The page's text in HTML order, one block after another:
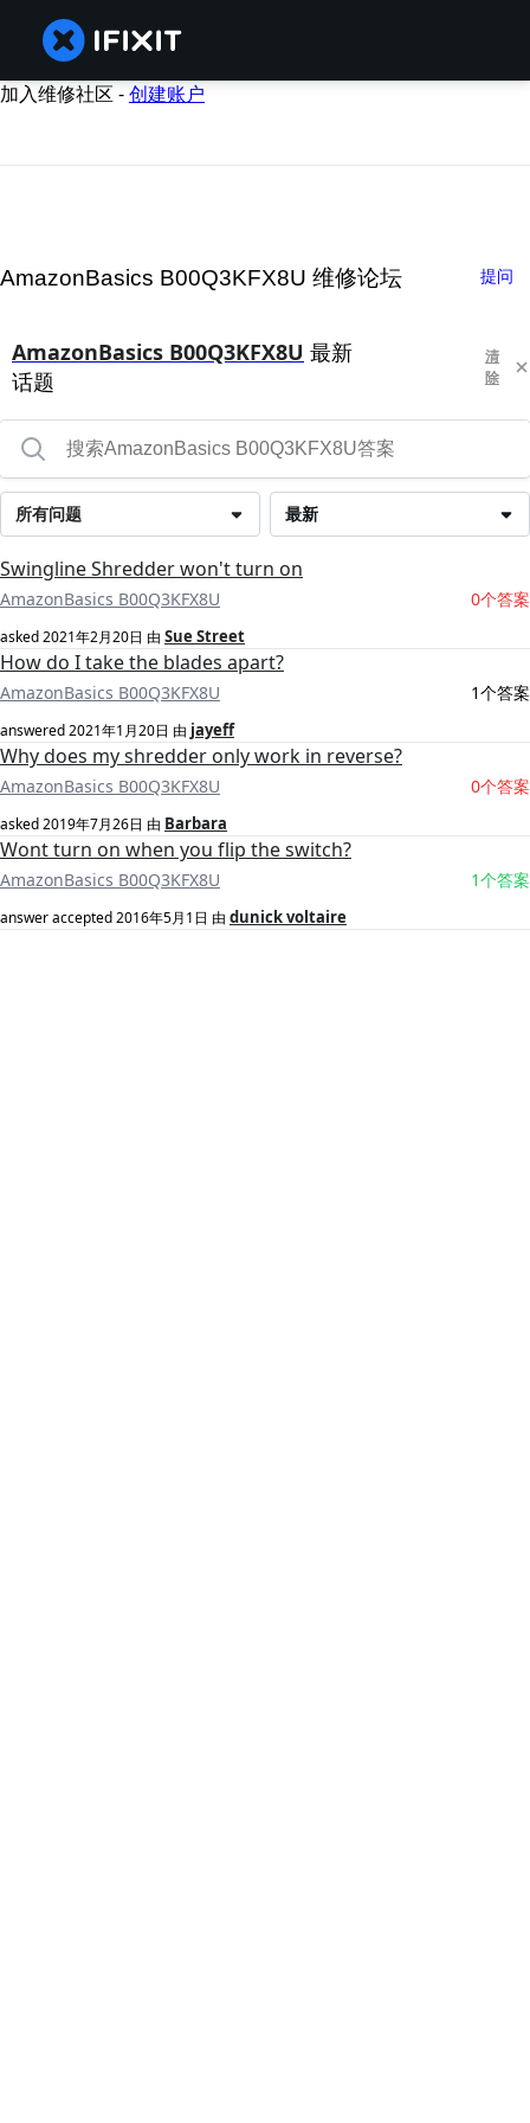
加入维修社区 -创建账户
AmazonBasics B00Q3KFX8U 维修论坛 提问
AmazonBasics B00Q3KFX8U 最新
话题
清
除
最新
所有问题
Swingline Shredder won't turn on
AmazonBasics B00Q3KFX8U 0个答案
asked2021年2月20日 由 Sue Street
How do I take the blades apart?
AmazonBasics B00Q3KFX8U 1个答案
answered2021年1月20日 由 jayeff
Why does my shredder only work in reverse?
AmazonBasics B00Q3KFX8U 0个答案
asked2019年7月26日 由 Barbara
Wont turn on when you flip the switch?
AmazonBasics B00Q3KFX8U 1个答案
answer accepted2016年5月1日 由 dunick voltaire